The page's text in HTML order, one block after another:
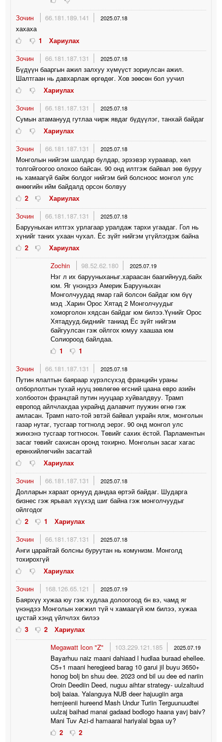
Зочин 66.181.189.141 2025.07.18
хахаха
1
Хариулах
Зочин
66.181.187.131 2025.07.18
Бүдүүн бааргын ажил залхуу хүмүүст зориулсан ажил.
Шалтгаан нь давхарлаж өргөдөг. Хов зөөсөн бол уучил
Хариулах
Зочин
66.181.187.131 2025.07.18
Сумын атаманууд гутлаа чирж явдаг бүдүүлэг, танхай байдаг
Хариулах
Зочин
66.181.187.131 2025.07.18
Монголын нийгэм шалдар булдар, эрээвэр хураавар, хөл
толгойгоогоо олохоо байсан. 90 онд илтгэж байвал зөв буруу
нь хамаагүй байж болдог нийгэм бий болсноос монгол улс
өнөөгийн ийм байдалд орсон болвуу
2
Хариулах
Зочин
66.181.187.131 2025.07.18
Барууныхан илтгэх урлагаар уралдаж тархи угаадаг. Гол нь
хүнийг таних ухаан чухал. Ёс зүйт нийгэм үгүйлэгдэж байна
2
Хариулах
Zochin
98.52.62.180 2025.07.19
Нэг л их барууныханыг.хараасан баагийнууд.байх
юм. Яг үнэндээ Америк Барууныхан
Монголчуудад ямар гай болсон байдаг юм бүү
мэд .Харин Орос Хятад 2 Монголчуудыг
хоморголон хядсан байдаг юм билээ.Үүнийг Орос
Хятадууд.биднийг таниад Ёс зүйт нийгэм
байгуулсан гэж ойлгох юмуу хаашаа юм
Солиороод байлдаа.
1
1
Зочин
66.181.187.131 2025.07.18
Путин ялалтын баяраар хүрэлсүхэд францийн ураны
олборлолтын тухай нууц зөвлөгөө өгсний цаана евро азийн
холбоотон францтай путин нууцаар хуйвалдвуу. Трамп
европод айлчлахдаа украйнд далавчит пуужин өгнө гэж
амласан. Трамп нато-той эвтэй байвал украйн ялж, монголын
газар нутаг, тусгаар тогтнолд эерэг. 90 онд монгол улс
жинхэнэ тусгаар тогтносон. Төвийг сахих ёстой. Парламентын
засаг төвийг сахисан оронд тохирно. Монголын засаг хагас
ерөнхийлөгчийн засагтай
Хариулах
Зочин
66.181.187.131 2025.07.18
Долларын хараат орнууд дандаа өртэй байдаг. Шударга
бизнес гэж ярьвал хүүхэд шиг байна гэж монголчуудыг
ойлгодог
2
1
Хариулах
Зочин
66.181.187.131 2025.07.18
Анги царайтай болсны буруутан нь комунизм. Монголд
тохирохгүй
Хариулах
Зочин
168.126.65.121 2025.07.19
Баярхүү хужаа юу гэж худлаа долоогоод бн вэ, чамд яг
үнэндээ Монголын хөгжил түй ч хамаагүй юм билээ, хужаа
цустай хэнд үйлчлэх билээ
3
2
Хариулах
Megawatt Icon "Z"
103.229.121.185 2025.07.19
Bayarhuu naiz maani dahiaad l hudlaa buraad ehellee.
C5+1 maani heregjeed barag 10 garui jil buyu 3650+
honog bolj bn shuu dee. 2023 ond bil uu dee ed nariin
Oroin Deediin Deed, nuguu aihtar strategy- uulzaltuud
bolj baiaa. Yalanguya NUB deer hajuugiin arga
hemjeenii hureend Mash Undur Turiin Terguunuudtei
uulzaj baihad manai gadaad bodlogo haana yavj baiv?
Mani Tuv Azi-d hamaaral hariyalal bgaa uy?
2
2